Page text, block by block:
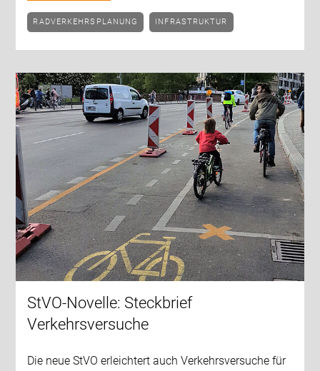
RADVERKEHRSPLANUNG INFRASTRUKTUR
StVO-Novelle: Steckbrief
Verkehrsversuche
Die neue StVO erleichtert auch Verkehrsversuche für